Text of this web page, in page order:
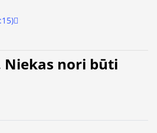
Niekas nori būti